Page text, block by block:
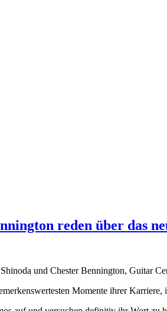
reden über das
und Chester Bennington, Guitar
Momente ihrer